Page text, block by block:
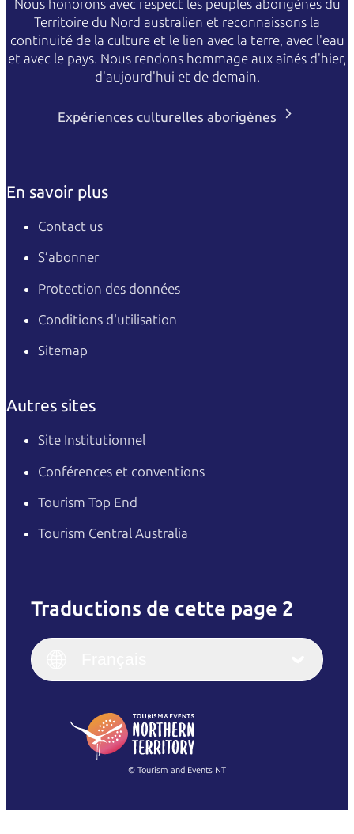
Nous honorons avec respect les peuples aborigènes du
Territoire du Nord australien et reconnaissons la
continuité de la culture et le lien avec la terre, avec l'eau
et avec le pays. Nous rendons hommage aux aînés d'hier,
d'aujourd'hui et de demain.
Expériences culturelles aborigènes
En savoir plus
Contact us
S’abonner
Protection des données
Conditions d'utilisation
Sitemap
Autres sites
Site Institutionnel
Conférences et conventions
Tourism Top End
Tourism Central Australia
Traductions de cette page 2
English
(Singapore)
Français
Italiano
繁體中文
© Tourism and Events NT